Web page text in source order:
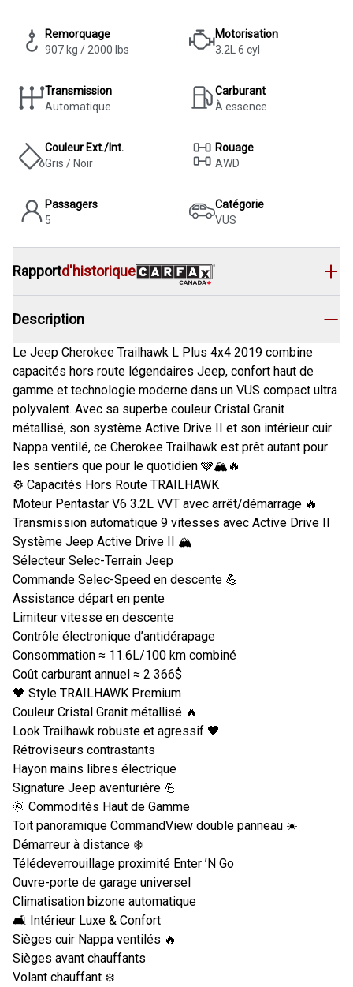
Remorquage
907 kg / 2000 lbs
Motorisation
3.2L 6 cyl
Transmission
Automatique
Carburant
À essence
Couleur Ext./Int.
Gris / Noir
Rouage
AWD
Passagers
5
Catégorie
VUS
Rapportd'historique
Description
Le Jeep Cherokee Trailhawk L Plus 4x4 2019 combine
capacités hors route légendaires Jeep, confort haut de
gamme et technologie moderne dans un VUS compact ultra
polyvalent. Avec sa superbe couleur Cristal Granit
métallisé, son système Active Drive II et son intérieur cuir
Nappa ventilé, ce Cherokee Trailhawk est prêt autant pour
les sentiers que pour le quotidien 🩶🏔️🔥
⚙️ Capacités Hors Route TRAILHAWK
Moteur Pentastar V6 3.2L VVT avec arrêt/démarrage 🔥
Transmission automatique 9 vitesses avec Active Drive II
Système Jeep Active Drive II 🏔️
Sélecteur Selec-Terrain Jeep
Commande Selec-Speed en descente 💪
Assistance départ en pente
Limiteur vitesse en descente
Contrôle électronique d’antidérapage
Consommation ≈ 11.6L/100 km combiné
Coût carburant annuel ≈ 2 366$
🖤 Style TRAILHAWK Premium
Couleur Cristal Granit métallisé 🔥
Look Trailhawk robuste et agressif 🖤
Rétroviseurs contrastants
Hayon mains libres électrique
Signature Jeep aventurière 💪
🌞 Commodités Haut de Gamme
Toit panoramique CommandView double panneau ☀️
Démarreur à distance ❄️
Télédeverrouillage proximité Enter ’N Go
Ouvre-porte de garage universel
Climatisation bizone automatique
🛋️ Intérieur Luxe & Confort
Sièges cuir Nappa ventilés 🔥
Sièges avant chauffants
Volant chauffant ❄️